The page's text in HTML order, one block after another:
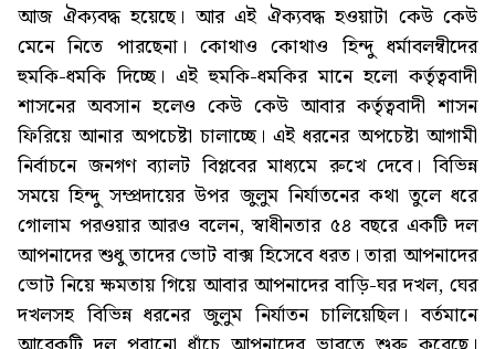
আজ ঐক্যবদ্ধ হয়েছে। আর এই ঐক্যবদ্ধ হওয়াটা কেউ কেউ
মেনে নিতে পারছেনা। কোথাও কোথাও হিন্দু ধর্মাবলম্বীদের
হুমকি-ধমকি দিচ্ছে। এই হুমকি-ধমকির মানে হলো কর্তৃত্ববাদী
শাসনের অবসান হলেও কেউ কেউ আবার কর্তৃত্ববাদী শাসন
ফিরিয়ে আনার অপচেষ্টা চালাচ্ছে। এই ধরনের অপচেষ্টা আগামী
নির্বাচনে জনগণ ব্যালট বিপ্লবের মাধ্যমে রুখে দেবে। বিভিন্ন
সময়ে হিন্দু সম্প্রদায়ের উপর জুলুম নির্যাতনের কথা তুলে ধরে
গোলাম পরওয়ার আরও বলেন, স্বাধীনতার ৫৪ বছরে একটি দল
আপনাদের শুধু তাদের ভোট বাক্স হিসেবে ধরত। তারা আপনাদের
ভোট নিয়ে ক্ষমতায় গিয়ে আবার আপনাদের বাড়ি-ঘর দখল, ঘের
দখলসহ বিভিন্ন ধরনের জুলুম নির্যাতন চালিয়েছিল। বর্তমানে